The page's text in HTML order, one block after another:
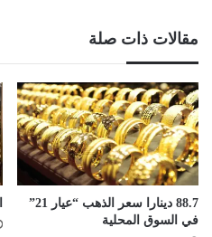
مقالات ذات صلة
88.7 دينارا سعر الذهب “عيار 21”
في السوق المحلية